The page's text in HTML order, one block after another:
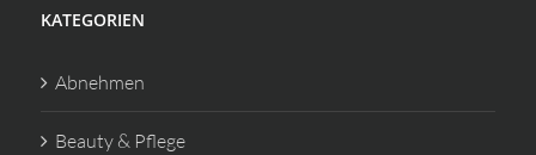
KATEGORIEN
Abnehmen
Beauty & Pflege